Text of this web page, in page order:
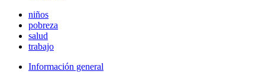
niños
pobreza
salud
trabajo
Información general